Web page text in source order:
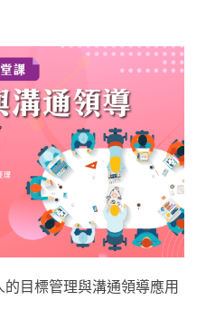
的目標管理與溝通領導應用